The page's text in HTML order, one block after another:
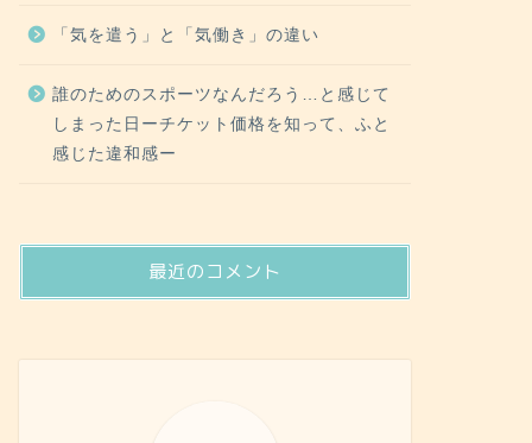
「気を遣う」と「気働き」の違い
誰のためのスポーツなんだろう…と感じて
しまった日ーチケット価格を知って、ふと
感じた違和感ー
最近のコメント